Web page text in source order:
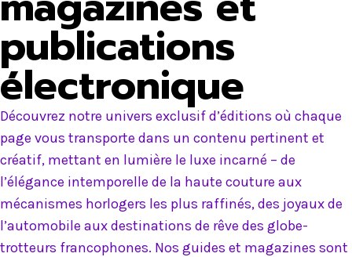
publications
électronique
Découvrez notre univers exclusif d’éditions où chaque
page vous transporte dans un contenu pertinent et
créatif, mettant en lumière le luxe incarné – de
l’élégance intemporelle de la haute couture aux
mécanismes horlogers les plus raffinés, des joyaux de
l’automobile aux destinations de rêve des globe-
trotteurs francophones. Nos guides et magazines sont